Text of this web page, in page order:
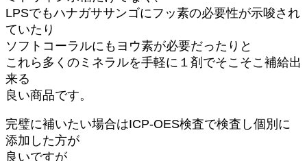
LPSでもハナガササンゴにフッ素の必要性が示唆され
ていたり
ソフトコーラルにもヨウ素が必要だったりと
これら多くのミネラルを手軽に１剤でそこそこ補給出
来る
良い商品です。
完璧に補いたい場合はICP-OES検査で検査し個別に
添加した方が
良いですが